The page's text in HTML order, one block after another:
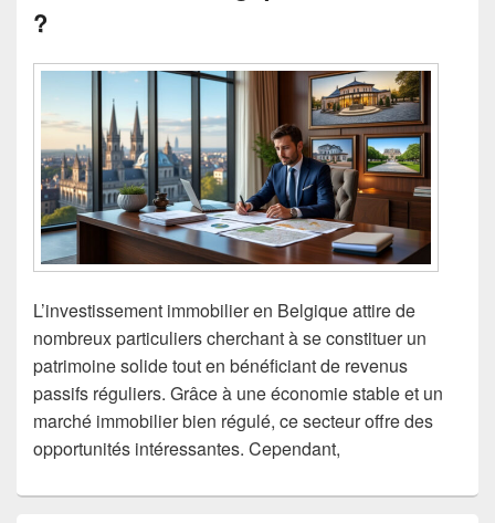
?
L’investissement immobilier en Belgique attire de
nombreux particuliers cherchant à se constituer un
patrimoine solide tout en bénéficiant de revenus
passifs réguliers. Grâce à une économie stable et un
marché immobilier bien régulé, ce secteur offre des
opportunités intéressantes. Cependant,